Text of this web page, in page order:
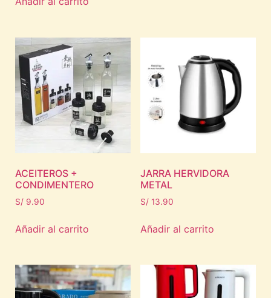
ACEITEROS +
CONDIMENTERO
S/ 9.90
Añadir al carrito
JARRA HERVIDORA
METAL
S/13.90
Añadir al carrito